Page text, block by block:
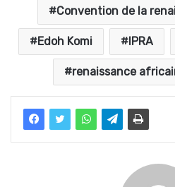
Convention de la
Edoh Komi IPRA
renaissance